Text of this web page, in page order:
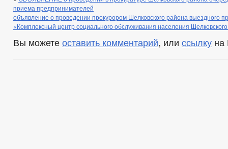
приема предпринимателей
объявление о проведении прокурором Шелковского района выездного
«Комплексный центр социального обслуживания населения
Вы можете оставить комментарий, или ссылку на